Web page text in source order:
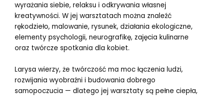
wyrażania siebie, relaksu i odkrywania własnej
kreatywności. W jej warsztatach można znaleźć
rękodzieło, malowanie, rysunek, działania ekologiczne,
elementy psychologii, neurografikę, zajęcia kulinarne
oraz twórcze spotkania dla kobiet.
Larysa wierzy, że twórczość ma moc łączenia ludzi,
rozwijania wyobraźni i budowania dobrego
samopoczucia — dlatego jej warsztaty są pełne ciepła,